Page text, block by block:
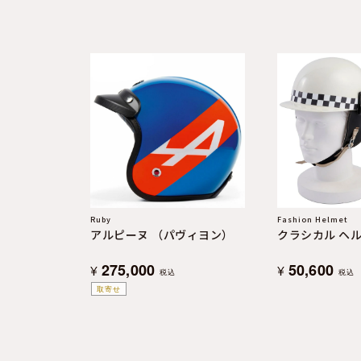
取寄せ
Ruby
アルピーヌ （パヴィヨン）
¥ 275,000 税込
Fashion Helmet
クラシカル ヘ
¥ 50,600 税込